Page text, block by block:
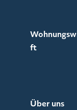
ft
Über uns